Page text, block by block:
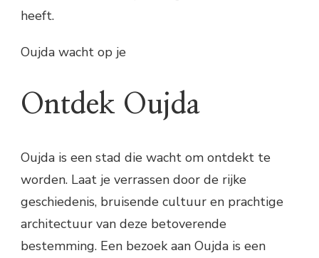
heeft.
Oujda wacht op je
Ontdek Oujda
Oujda is een stad die wacht om ontdekt te
worden. Laat je verrassen door de rijke
geschiedenis, bruisende cultuur en prachtige
architectuur van deze betoverende
bestemming. Een bezoek aan Oujda is een